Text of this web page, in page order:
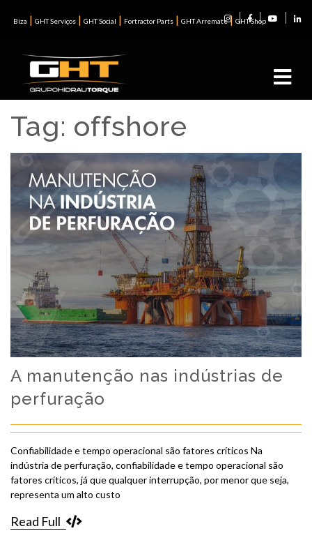
Biza | GHT Serviços | GHT Social | Fortractor Parts | GHT Arremate| GHT Shop
Tag: offshore
A manutenção nas indústrias de
perfuração
Confiabilidade e tempo operacional são fatores críticos Na
indústria de perfuração, confiabilidade e tempo operacional são
fatores críticos, já que qualquer interrupção, por menor que seja,
representa um alto custo
Read Full